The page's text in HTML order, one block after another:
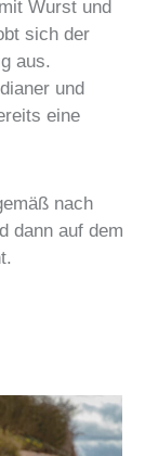
Wurst und
sich der
aus.
und
eine
nach
dann auf dem